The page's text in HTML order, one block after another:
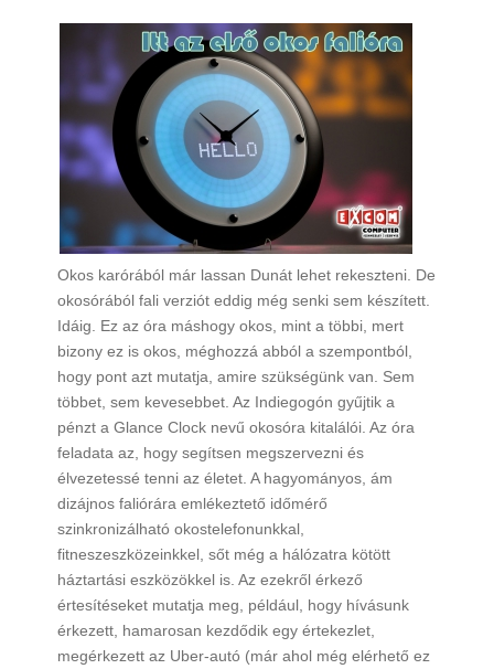
Okos karórából már lassan Dunát lehet rekeszteni. De
okosórából fali verziót eddig még senki sem készített.
Idáig. Ez az óra máshogy okos, mint a többi, mert
bizony ez is okos, méghozzá abból a szempontból,
hogy pont azt mutatja, amire szükségünk van. Sem
többet, sem kevesebbet. Az Indiegogón gyűjtik a
pénzt a Glance Clock nevű okosóra kitalálói. Az óra
feladata az, hogy segítsen megszervezni és
élvezetessé tenni az életet. A hagyományos, ám
dizájnos faliórára emlékeztető időmérő
szinkronizálható okostelefonunkkal,
fitneszeszközeinkkel, sőt még a hálózatra kötött
háztartási eszközökkel is. Az ezekről érkező
értesítéseket mutatja meg, például, hogy hívásunk
érkezett, hamarosan kezdődik egy értekezlet,
megérkezett az Uber-autó (már ahol még elérhető ez